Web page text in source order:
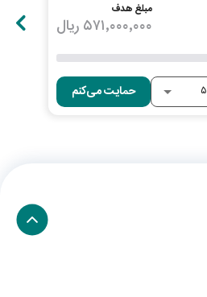
مبلغ هدف
۵۷۱٬۰۰۰٬۰۰۰ ریال
حمایت می‌کنم